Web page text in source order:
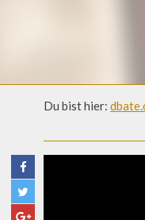
Du bist hier: